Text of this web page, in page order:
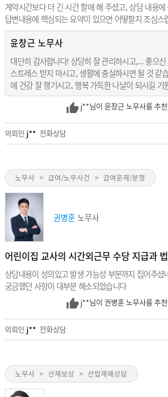
계약시간보다 더 긴 시간 할애 해 주셨고, 상담 내용
답변내용에 핵심되는 요약이 있으면 어떻할지 조심스
윤창근 노무사
대단히 감사합니다! 상당히 잘 관리하시고,... 좋으
스트레스 받지 마시고, 생활에 충실하시면 될 것 같
에 건강 잘 챙기시고, 행복 가득한 나날이 되시길 기
j**님이 윤창근 노무사를 추
의뢰인 j** 전화상담
노무사 > 급여/노무사건 > 급여문제/분쟁
권병훈 노무사
어린이집 교사의 시간외근무 수당 지급과
상담내용이 성의있고 발생 가능성 부분까지 집어주셨
궁금했던 사항이 대부분 해소되었습니다
j**님이 권병훈 노무사를 추
의뢰인 j** 전화상담
노무사 > 산재보상 > 산업재해상담